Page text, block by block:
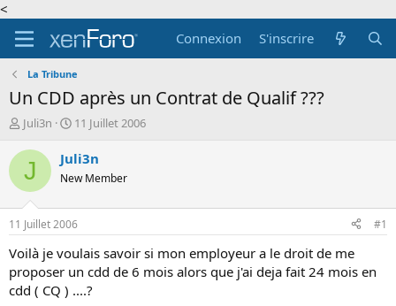
<
Connexion
S'inscrire
La Tribune
Un CDD après un Contrat de Qualif ???
A
t
r
d
e
l
d
i
Juli3n
D
t
d
d
é
b
t
11 Juillet 2006
J Juli3n
New Member
11 Juillet 2006 #1
Voilà je voulais savoir si mon employeur a le droit de me
proposer un cdd de 6 mois alors que j'ai deja fait 24 mois en
cdd ( CQ ) ....?